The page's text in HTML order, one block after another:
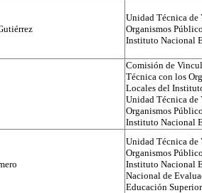
Unidad Técnica
Organismos
Instituto Nacional
Comisión de
Técnica con los
Locales del
Unidad Técnica
Organismos
Instituto Nacional
Unidad Técnica
Organismos
Instituto Nacional
Nacional de
Educación Superior